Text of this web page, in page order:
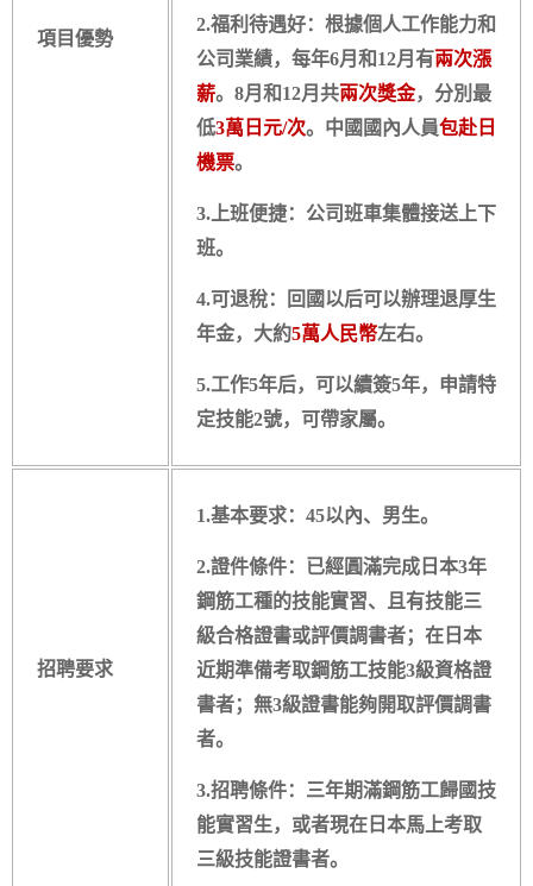
項目優勢
2.福利待遇好：根據個人工作能力和
公司業績，每年6月和12月有兩次漲
薪。8月和12月共兩次獎金，分別最
低3萬日元/次。中國國內人員包赴日
機票。
3.上班便捷：公司班車集體接送上下
班。
4.可退稅：回國以后可以辦理退厚生
年金，大約5萬人民幣左右。
5.工作5年后，可以續簽5年，申請特
定技能2號，可帶家屬。
招聘要求
1.基本要求：45以內、男生。
2.證件條件：已經圓滿完成日本3年
鋼筋工種的技能實習、且有技能三
級合格證書或評價調書者；在日本
近期準備考取鋼筋工技能3級資格證
書者；無3級證書能夠開取評價調書
者。
3.招聘條件：三年期滿鋼筋工歸國技
能實習生，或者現在日本馬上考取
三級技能證書者。